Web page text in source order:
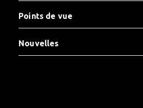
Points de vue
Nouvelles